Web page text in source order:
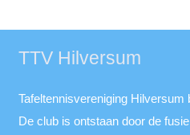
TTV Hilversum
Tafeltennisvereniging Hilversum
De club is ontstaan door de